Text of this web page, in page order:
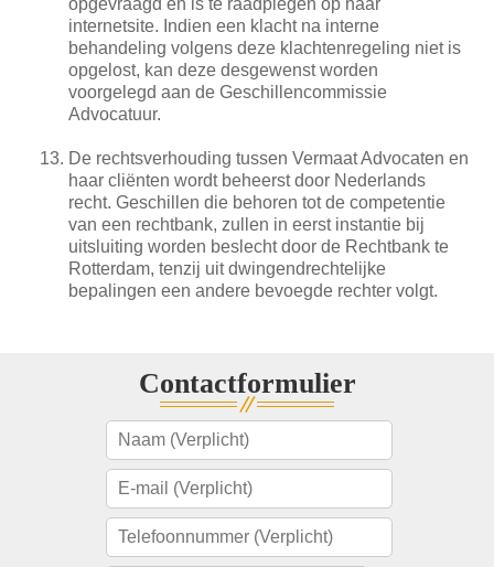
opgevraagd en is te raadplegen op haar
internetsite. Indien een klacht na interne
behandeling volgens deze klachtenregeling niet is
opgelost, kan deze desgewenst worden
voorgelegd aan de Geschillencommissie
Advocatuur.
De rechtsverhouding tussen Vermaat Advocaten en
haar cliënten wordt beheerst door Nederlands
recht. Geschillen die behoren tot de competentie
van een rechtbank, zullen in eerst instantie bij
uitsluiting worden beslecht door de Rechtbank te
Rotterdam, tenzij uit dwingendrechtelijke
bepalingen een andere bevoegde rechter volgt.
Contactformulier